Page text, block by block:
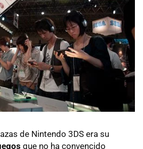
de Nintendo 3DS era su
que no ha convencido